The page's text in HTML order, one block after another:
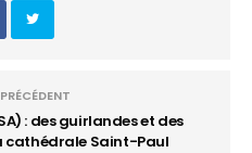
: des guirlandes et des
cathédrale Saint-Paul